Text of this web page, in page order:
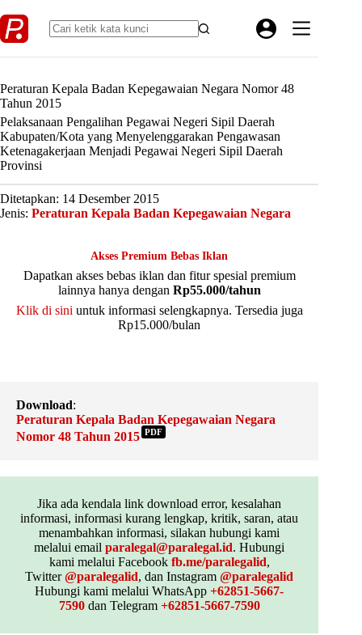
to
content
Peraturan Kepala Badan Kepegawaian Negara Nomor 48
Tahun 2015
Pelaksanaan Pengalihan Pegawai Negeri Sipil Daerah
Kabupaten/Kota yang Menyelenggarakan Pengawasan
Ketenagakerjaan Menjadi Pegawai Negeri Sipil Daerah
Provinsi
Ditetapkan: 14 Desember 2015
Jenis: Peraturan Kepala Badan Kepegawaian Negara
Akses Premium Bebas Iklan
Dapatkan akses bebas iklan dan fitur spesial premium
lainnya hanya dengan Rp55.000/tahun
Klik di sini untuk informasi selengkapnya. Tersedia juga
Rp15.000/bulan
Download:
Peraturan Kepala Badan Kepegawaian Negara
Nomor 48 Tahun 2015 PDF
Jika ada kendala link download error, kesalahan
informasi, informasi kurang lengkap, kritik, saran, atau
menambahkan informasi, silakan hubungi kami
melalui emailparalegal@paralegal.id. Hubungi
kami melalui Facebook fb.me/paralegalid,
Twitter@paralegalid, dan Instagram@paralegalid
Hubungi kami melalui WhatsApp+62851-5667-
7590dan Telegram +62851-5667-7590